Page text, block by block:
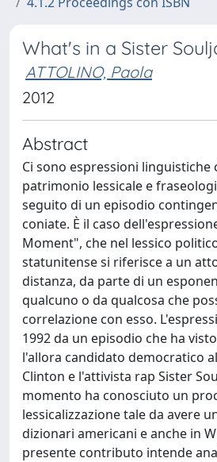
What's in a Sister
ATTOLINO, Paola
2012
Abstract
Ci sono espressioni linguistiche
patrimonio lessicale e
seguito di un episodio
coniate. È il caso
Moment", che nel lessico
statunitense si riferisce a un
distanza, da parte di un
qualcuno o da qualcosa che
correlazione con esso.
1992 da un episodio che ha
l'allora candidato democratico
Clinton e l'attivista rap Sister
momento ha conosciuto un
lessicalizzazione tale da avere
dizionari americani e anche in
presente contributo intende